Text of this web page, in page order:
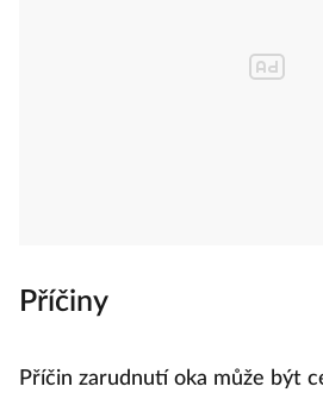
Příčiny
Příčin zarudnutí oka může být